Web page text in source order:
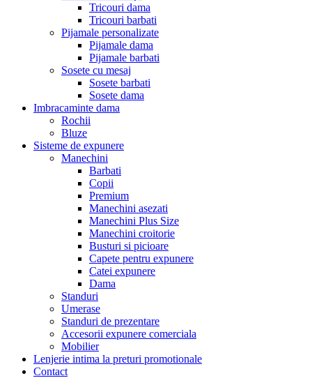
Tricouri dama
Tricouri barbati
Pijamale personalizate
Pijamale dama
Pijamale barbati
Sosete cu mesaj
Sosete barbati
Sosete dama
Imbracaminte dama
Rochii
Bluze
Sisteme de expunere
Manechini
Barbati
Copii
Premium
Manechini asezati
Manechini Plus Size
Manechini croitorie
Busturi si picioare
Capete pentru expunere
Catei expunere
Dama
Standuri
Umerase
Standuri de prezentare
Accesorii expunere comerciala
Mobilier
Lenjerie intima la preturi promotionale
Contact